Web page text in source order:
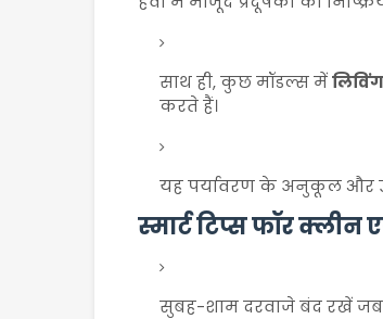
साथ ही, कुछ मॉडल्स में
करते हैं।
यह पर्यावरण के अनुकूल और
स्मार्ट टिप्स फॉर क्लीन
सुबह-शाम दरवाजे बंद रखें जब